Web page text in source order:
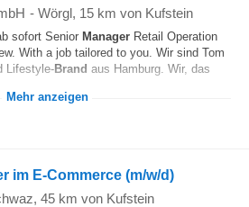
- Wörgl, 15 km von Kufstein
sofort Senior Manager Retail Operation
With a job tailored to you. Wir sind Tom
Lifestyle-Brand aus Hamburg. Wir, das
Mehr anzeigen
im E-Commerce (m/w/d)
, 45 km von Kufstein